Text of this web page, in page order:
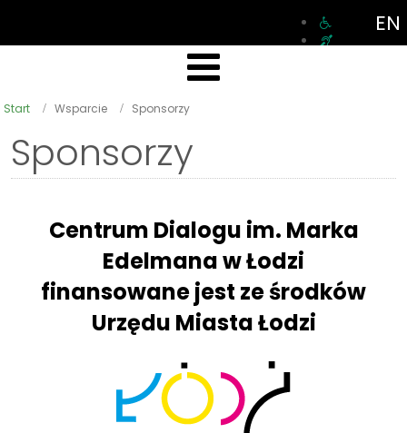
EN
Start Wsparcie Sponsorzy
Sponsorzy
Centrum Dialogu im. Marka
Edelmana w Łodzi
finansowane jest ze środków
Urzędu Miasta Łodzi